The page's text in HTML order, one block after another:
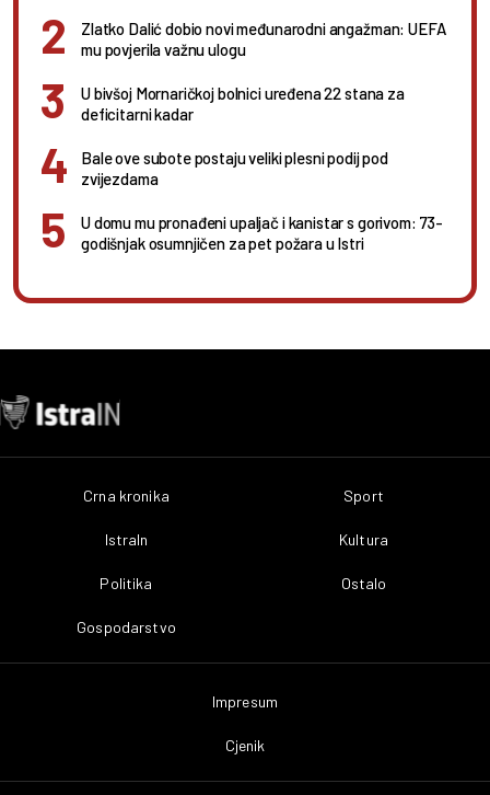
Zlatko Dalić dobio novi međunarodni angažman: UEFA
mu povjerila važnu ulogu
U bivšoj Mornaričkoj bolnici uređena 22 stana za
deficitarni kadar
Bale ove subote postaju veliki plesni podij pod
zvijezdama
U domu mu pronađeni upaljač i kanistar s gorivom: 73-
godišnjak osumnjičen za pet požara u Istri
Crna kronika
IstraIn
Politika
Gospodarstvo
Sport
Kultura
Ostalo
Impresum
Cjenik